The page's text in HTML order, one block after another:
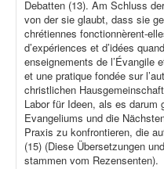
Debatten (13). Am Schluss
von der sie glaubt, dass sie
chrétiennes fonctionnèrent-
d’expériences et d’idées
enseignements de l’Évangile
et une pratique fondée sur
christlichen
Labor für Ideen, als es darum
Evangeliums und die
Praxis zu konfrontieren, die
(15) (Diese Übersetzungen
stammen vom Rezensenten).